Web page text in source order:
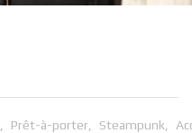
Prêt-à-porter Steampunk